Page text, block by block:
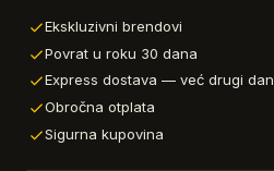
Ekskluzivni brendovi
Povrat u roku 30 dana
Express dostava — već drugi dan
Obročna otplata
Sigurna kupovina